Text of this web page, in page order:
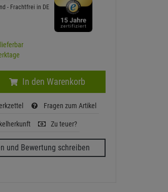
- Frachtfrei in DE
In den Warenkorb
Fragen zum Artikel
Zu teuer?
und Bewertung schreiben